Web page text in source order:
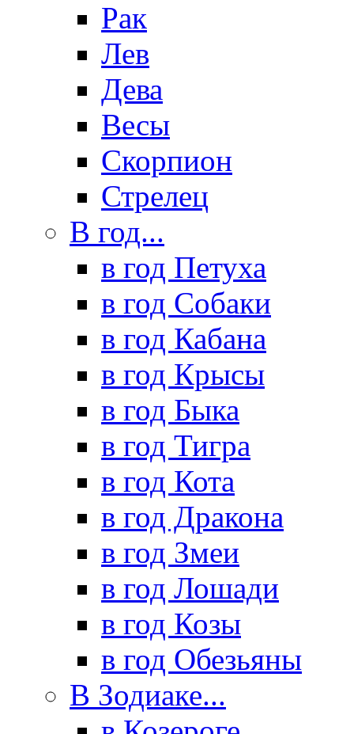
Рак
Лев
Дева
Весы
Скорпион
Стрелец
В год...
в год Петуха
в год Собаки
в год Кабана
в год Крысы
в год Быка
в год Тигра
в год Кота
в год Дракона
в год Змеи
в год Лошади
в год Козы
в год Обезьяны
В Зодиаке...